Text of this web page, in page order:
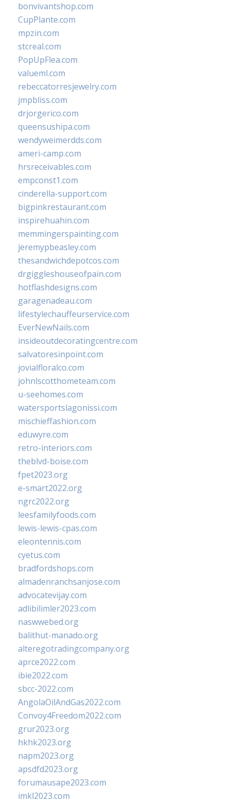
bonvivantshop.com
CupPlante.com
mpzin.com
stcreal.com
PopUpFlea.com
valueml.com
rebeccatorresjewelry.com
jmpbliss.com
drjorgerico.com
queensushipa.com
wendyweimerdds.com
ameri-camp.com
hrsreceivables.com
empconst1.com
cinderella-support.com
bigpinkrestaurant.com
inspirehuahin.com
memmingerspainting.com
jeremypbeasley.com
thesandwichdepotcos.com
drgiggleshouseofpain.com
hotflashdesigns.com
garagenadeau.com
lifestylechauffeurservice.com
EverNewNails.com
insideoutdecoratingcentre.com
salvatoresinpoint.com
jovialfloralco.com
johnlscotthometeam.com
u-seehomes.com
watersportslagonissi.com
mischieffashion.com
eduwyre.com
retro-interiors.com
theblvd-boise.com
fpet2023.org
e-smart2022.org
ngrc2022.org
leesfamilyfoods.com
lewis-lewis-cpas.com
eleontennis.com
cyetus.com
bradfordshops.com
almadenranchsanjose.com
advocatevijay.com
adlibilimler2023.com
naswwebed.org
balithut-manado.org
alteregotradingcompany.org
aprce2022.com
ibie2022.com
sbcc-2022.com
AngolaOilAndGas2022.com
Convoy4Freedom2022.com
grur2023.org
hkhk2023.org
napm2023.org
apsdfd2023.org
forumausape2023.com
imkl2023.com